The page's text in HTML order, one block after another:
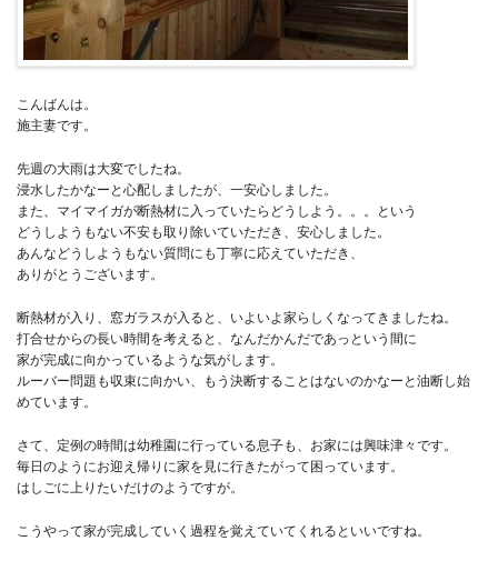
こんばんは。
施主妻です。
先週の大雨は大変でしたね。
浸水したかなーと心配しましたが、一安心しました。
また、マイマイガが断熱材に入っていたらどうしよう。。。という
どうしようもない不安も取り除いていただき、安心しました。
あんなどうしようもない質問にも丁寧に応えていただき、
ありがとうございます。
断熱材が入り、窓ガラスが入ると、いよいよ家らしくなってきましたね。
打合せからの長い時間を考えると、なんだかんだであっという間に
家が完成に向かっているような気がします。
ルーバー問題も収束に向かい、もう決断することはないのかなーと油断し始
めています。
さて、定例の時間は幼稚園に行っている息子も、お家には興味津々です。
毎日のようにお迎え帰りに家を見に行きたがって困っています。
はしごに上りたいだけのようですが。
こうやって家が完成していく過程を覚えていてくれるといいですね。